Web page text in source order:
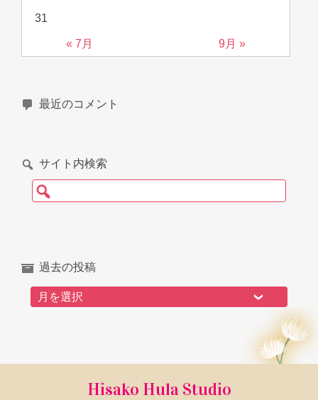
« 7月 9月 »
31
最近のコメント
サイト内検索
検索:
過去の投稿
過去の投稿
Hisako Hula Studio